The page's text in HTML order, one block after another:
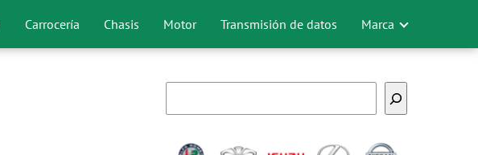
Carrocería Chasis Motor Transmisión de datos Marca